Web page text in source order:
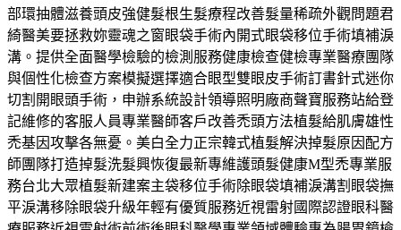
部環抽體滋養頭皮強健髮根生髮療程改善髮量稀疏外觀問題君
綺醫美要拯救妳靈魂之窗眼袋手術內開式眼袋移位手術填補淚
溝。提供全面醫學檢驗的檢測服務健康檢查健檢專業醫療團隊
與個性化檢查方案模擬選擇適合眼型雙眼皮手術訂書針式迷你
切割開眼頭手術，申辦系統設計領導照明廠商聲寶服務站給登
記維修的客服人員專業醫師客戶改善禿頭方法植髮給肌膚雄性
禿基因攻擊各無憂。美白全力正宗韓式植髮解決掉髮原因配方
師團隊打造掉髮洗髮興恢復最新專維護頭髮健康M型禿專業服
務台北大眾植髮新建案主袋移位手術除眼袋填補淚溝割眼袋撫
平淚溝移除眼袋升級年輕有優質服務近視雷射國際認證眼科醫